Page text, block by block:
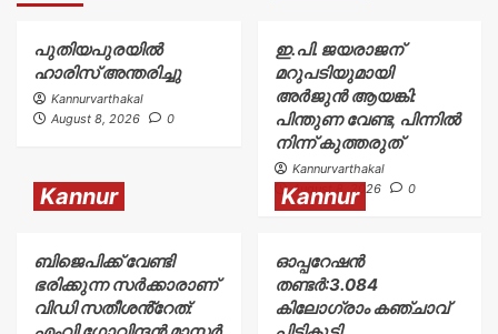
പുതിയപുരയിൽ
ഹാരിസ് അന്തരിച്ചു
Kannurvarthakal
August 8, 2026
0
ഇ.പി. ജയരാജന്
മറുപടിയുമായി
അർജുൻ ആയങ്കി:
പിന്തുണ വേണ്ട, പിന്നിൽ
നിന്ന് കുത്തരുത്
Kannurvarthakal
August 8, 2026
0
Kannur
ബിജെപിക്ക് വേണ്ടി
ഭരിക്കുന്ന സർക്കാരാണ്
വിഡി സതീശൻ്റേത്:
Kannur
ഓപ്പറേഷൻ
തണ്ടർ:3.084
കിലോഗ്രാം കഞ്ചാവ്